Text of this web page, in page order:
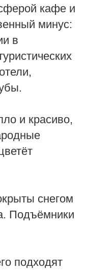
кафе и
минус:
в
и красиво,
снегом
Подъёмники
подходят